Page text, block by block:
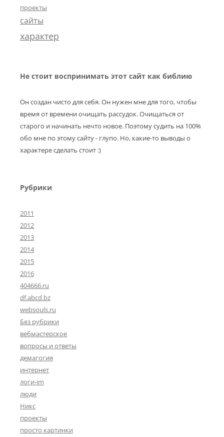
проекты
сайты
характер
Не стоит воспринимать этот сайт как библию
Он создан чисто для себя. Он нужен мне для того, чтобы
время от времени очищать рассудок. Очищаться от
старого и начинать нечто новое. Поэтому судить на 100%
обо мне по этому сайту - глупо. Но, какие-то выводы о
характере сделать стоит :)
Рубрики
2011
2012
2013
2014
2015
2016
404666.ru
df.abcd.bz
websouls.ru
Без рубрики
вебмастерское
вопросы и ответы
демагогия
интернет
логи-im
люди
Никс
проекты
просто картинки